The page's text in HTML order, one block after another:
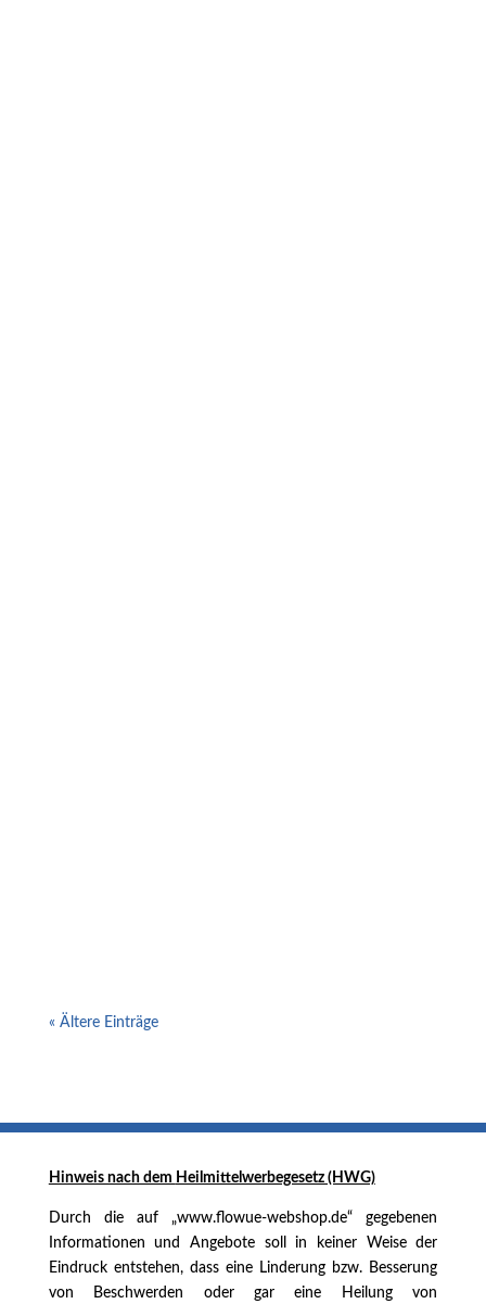
« Ältere Einträge
Hinweis nach dem Heilmittelwerbegesetz (HWG)
Durch die auf „www.flowue-webshop.de“ gegebenen
Informationen und Angebote soll in keiner Weise der
Eindruck entstehen, dass eine Linderung bzw. Besserung
von Beschwerden oder gar eine Heilung von